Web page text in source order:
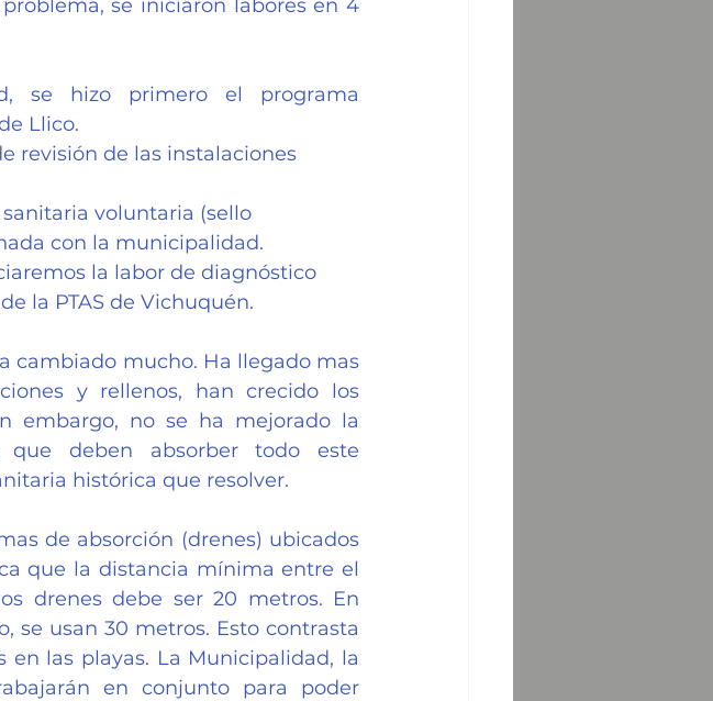
se iniciaron labores en 4
se hizo primero el programa
Llico.
revisión de las instalaciones
voluntaria (sello
con la municipalidad.
la labor de diagnóstico
la PTAS de Vichuquén.
cambiado mucho. Ha llegado mas
y rellenos, han crecido los
embargo, no se ha mejorado la
que deben absorber todo este
histórica que resolver.
de absorción (drenes) ubicados
que la distancia mínima entre el
drenes debe ser 20 metros. En
se usan 30 metros. Esto contrasta
las playas. La Municipalidad, la
en conjunto para poder